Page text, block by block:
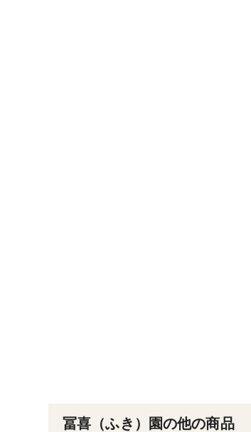
冨喜（ふき）園の他の商品